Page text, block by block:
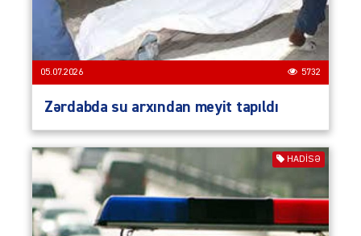
05.07.2026 5732
Zərdabda su arxından meyit tapıldı
HADISƏ